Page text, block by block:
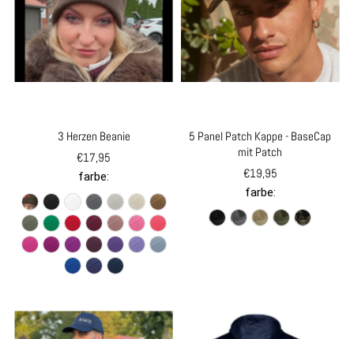
3 Herzen Beanie
€17,95
farbe:
5 Panel Patch Kappe - BaseCap
mit Patch
€19,95
farbe: